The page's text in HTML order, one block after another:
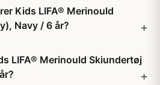
Kids LIFA® Merinould
Navy / 6 år?
LIFA® Merinould Skiundertøj